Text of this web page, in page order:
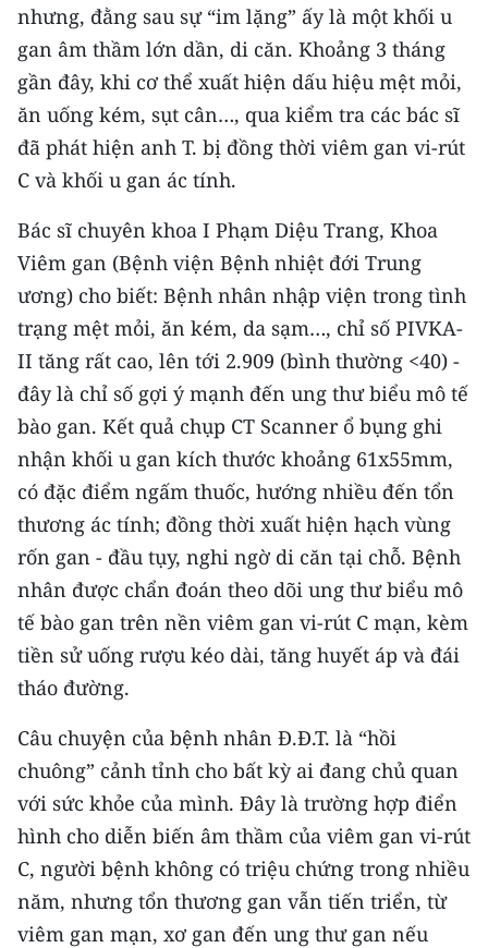
E-Magazine
Video
Media Chính trị
Media Kinh tế
Media Văn hóa
Media Xã hội
Media Pháp luật
Media Du lịch
Media Thế giới
Media Thể thao
Media Giáo dục
Media Y tế
Media Khoa học - Công nghệ
Media Môi trường
Infographic
TIN MỚI
TIN ĐỊA PHƯƠNG
Trung du và miền núi phía Bắc
nhưng, đằng sau sự “im lặng” ấy là một khối u
gan âm thầm lớn dần, di căn. Khoảng 3 tháng
gần đây, khi cơ thể xuất hiện dấu hiệu mệt mỏi,
ăn uống kém, sụt cân…, qua kiểm tra các bác sĩ
đã phát hiện anh T. bị đồng thời viêm gan vi-rút
C và khối u gan ác tính.
Bác sĩ chuyên khoa I Phạm Diệu Trang, Khoa
Viêm gan (Bệnh viện Bệnh nhiệt đới Trung
ương) cho biết: Bệnh nhân nhập viện trong tình
trạng mệt mỏi, ăn kém, da sạm…, chỉ số PIVKA-
II tăng rất cao, lên tới 2.909 (bình thường <40) -
đây là chỉ số gợi ý mạnh đến ung thư biểu mô tế
bào gan. Kết quả chụp CT Scanner ổ bụng ghi
nhận khối u gan kích thước khoảng 61x55mm,
có đặc điểm ngấm thuốc, hướng nhiều đến tổn
thương ác tính; đồng thời xuất hiện hạch vùng
rốn gan - đầu tụy, nghi ngờ di căn tại chỗ. Bệnh
nhân được chẩn đoán theo dõi ung thư biểu mô
tế bào gan trên nền viêm gan vi-rút C mạn, kèm
tiền sử uống rượu kéo dài, tăng huyết áp và đái
tháo đường.
Câu chuyện của bệnh nhân Đ.Đ.T. là “hồi
chuông” cảnh tỉnh cho bất kỳ ai đang chủ quan
với sức khỏe của mình. Đây là trường hợp điển
hình cho diễn biến âm thầm của viêm gan vi-rút
C, người bệnh không có triệu chứng trong nhiều
năm, nhưng tổn thương gan vẫn tiến triển, từ
viêm gan mạn, xơ gan đến ung thư gan nếu